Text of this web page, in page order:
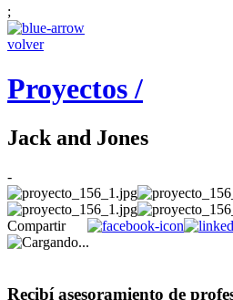
;
volver
Proyectos /
Jack and Jones
-
Compartir
Recibí asesoramiento de